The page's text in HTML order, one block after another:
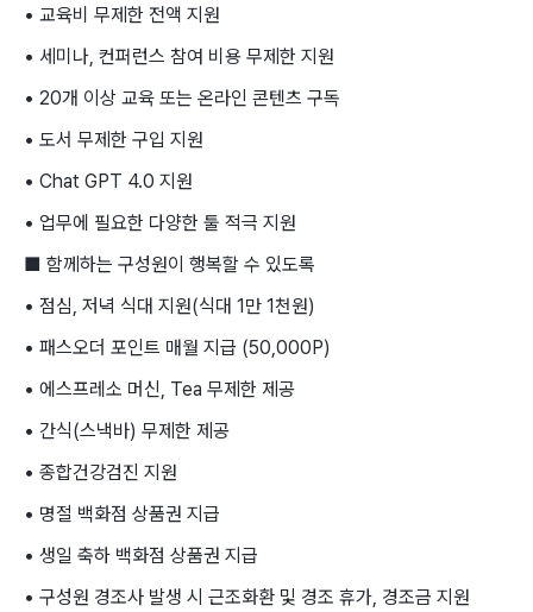
• 교육비 무제한 전액 지원
• 세미나, 컨퍼런스 참여 비용 무제한 지원
• 20개 이상 교육 또는 온라인 콘텐츠 구독
• 도서 무제한 구입 지원
• Chat GPT 4.0 지원
• 업무에 필요한 다양한 툴 적극 지원
■ 함께하는 구성원이 행복할 수 있도록
• 점심, 저녁 식대 지원(식대 1만 1천원)
• 패스오더 포인트 매월 지급 (50,000P)
• 에스프레소 머신, Tea 무제한 제공
• 간식(스낵바) 무제한 제공
• 종합건강검진 지원
• 명절 백화점 상품권 지급
• 생일 축하 백화점 상품권 지급
• 구성원 경조사 발생 시 근조화환 및 경조 휴가, 경조금 지원